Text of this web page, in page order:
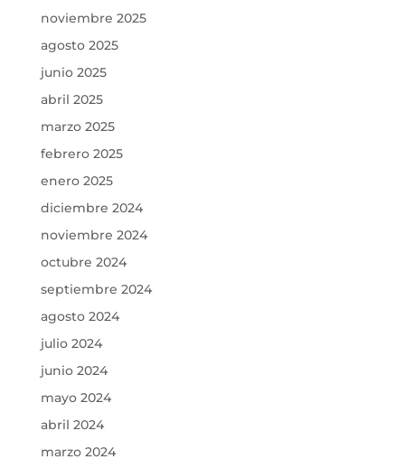
noviembre 2025
agosto 2025
junio 2025
abril 2025
marzo 2025
febrero 2025
enero 2025
diciembre 2024
noviembre 2024
octubre 2024
septiembre 2024
agosto 2024
julio 2024
junio 2024
mayo 2024
abril 2024
marzo 2024